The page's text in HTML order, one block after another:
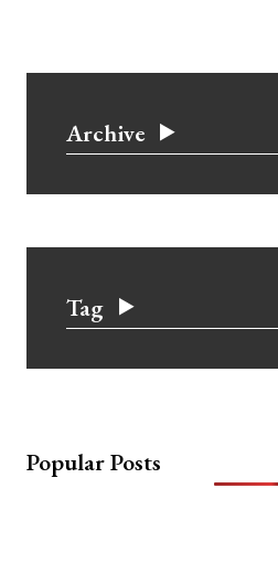
Archive
Tag
Popular Posts